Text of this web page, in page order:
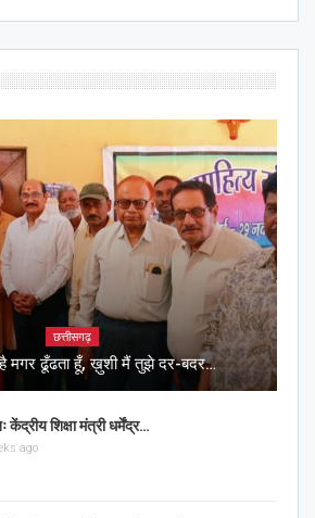
छत्तीसगढ़
है मगर ढूँढता हूँ, ख़ुशी मैं तुझे दर-बदर…
केंद्रीय शिक्षा मंत्री धर्मेंद्र…
ago